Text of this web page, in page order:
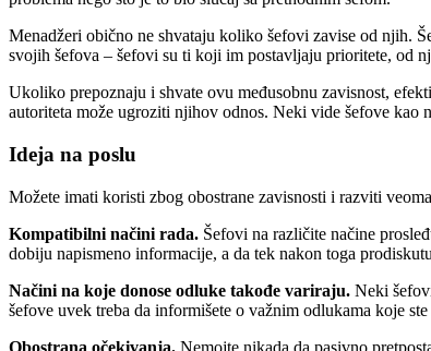
Menadžeri obično ne shvataju koliko šefovi zavise od njih.
svojih šefova – šefovi su ti koji im postavljaju prioritete, od
Ukoliko prepoznaju i shvate ovu međusobnu zavisnost,
autoriteta može ugroziti njihov odnos. Neki vide šefove kao
Ideja na poslu
Možete imati koristi zbog obostrane zavisnosti i razviti
Kompatibilni načini rada. Šefovi na različite načine
dobiju napismeno informacije, a da tek nakon toga
Načini na koje donose odluke takođe variraju. Neki
šefove uvek treba da informišete o važnim odlukama koje
Obostrana očekivanja. Nemojte nikada da pasivno